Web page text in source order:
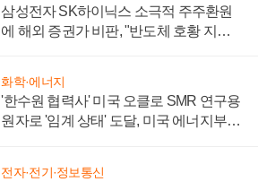
삼성전자 SK하이닉스 소극적 주주환원
에 해외 증권가 비판, "반도체 호황 지속
화학·에너지
'한수원 협력사' 미국 오클로 SMR 연구용
원자로 '임계 상태' 도달, 미국 에너지부
전자·전기·정보통신